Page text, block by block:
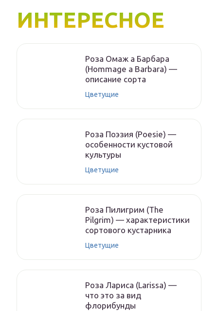
ИНТЕРЕСНОЕ
Роза Омаж а Барбара
(Hommage a Barbara) —
описание сорта
Цветущие
Роза Поэзия (Poesie) —
особенности кустовой
культуры
Цветущие
Роза Пилигрим (The
Pilgrim) — характеристики
сортового кустарника
Цветущие
Роза Лариса (Larissa) —
что это за вид
флорибунды